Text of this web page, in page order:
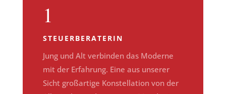
1
STEUERBERATERIN
Jung und Alt verbinden das Moderne
mit der Erfahrung. Eine aus unserer
Sicht großartige Konstellation von der